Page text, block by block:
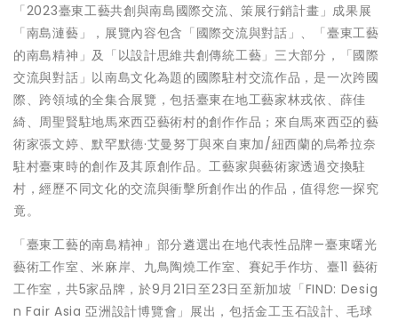
「2023臺東工藝共創與南島國際交流、策展行銷計畫」成果展
「南島漣藝」，展覽內容包含「國際交流與對話」、「臺東工藝
的南島精神」及「以設計思維共創傳統工藝」三大部分，「國際
交流與對話」以南島文化為題的國際駐村交流作品，是一次跨國
際、跨領域的全集合展覽，包括臺東在地工藝家林戎依、薛佳
綺、周聖賢駐地馬來西亞藝術村的創作作品；來自馬來西亞的藝
術家張文婷、默罕默德·艾曼努丁與來自東加/紐西蘭的烏希拉奈
駐村臺東時的創作及其原創作品。工藝家與藝術家透過交換駐
村，經歷不同文化的交流與衝擊所創作出的作品，值得您一探究
竟。
「臺東工藝的南島精神」部分遴選出在地代表性品牌—臺東曙光
藝術工作室、米麻岸、九鳥陶燒工作室、賽妃手作坊、臺11 藝術
工作室，共5家品牌，於9月21日至23日至新加坡「FIND: Desig
n Fair Asia 亞洲設計博覽會」展出，包括金工玉石設計、毛球